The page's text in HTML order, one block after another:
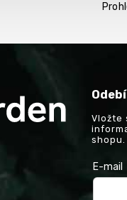
Vložte
shopu.
E-mail